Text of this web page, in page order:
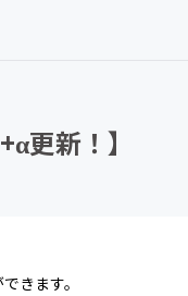
更新！】
きます。